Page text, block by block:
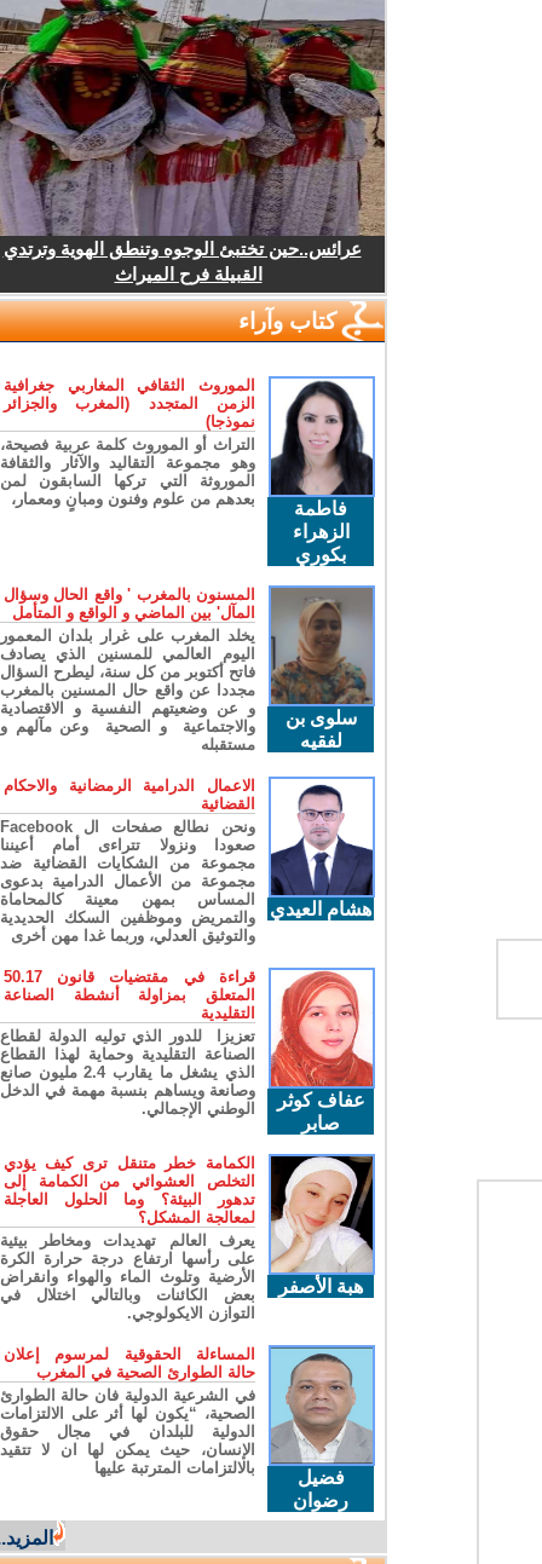
عرائس..حين تختبئ الوجوه وتنطق الهوية وترتدي
القبيلة فرح الميراث
كتاب وآراء
فاطمة
الزهراء
بكوري
الموروث الثقافي المغاربي جغرافية
الزمن المتجدد (المغرب والجزائر
نموذجا)
التراث أو الموروث كلمة عربية فصيحة،
وهو مجموعة التقاليد والآثار والثقافة
الموروثة التي تركها السابقون لمن
بعدهم من علوم وفنون ومبانٍ ومعمار،
سلوى بن
لفقيه
المسنون بالمغرب ' واقع الحال وسؤال
المآل' بين الماضي و الواقع و المتأمل
يخلد المغرب على غرار بلدان المعمور
اليوم العالمي للمسنين الذي يصادف
فاتح أكتوبر من كل سنة، ليطرح السؤال
مجددا عن واقع حال المسنين بالمغرب
و عن وضعيتهم النفسية و الاقتصادية
والاجتماعية و الصحية وعن مآلهم و
مستقبله
هشام العيدي
الاعمال الدرامية الرمضانية والاحكام
القضائية
ونحن نطالع صفحات ال Facebook
صعودا ونزولا تتراءى أمام أعيننا
مجموعة من الشكايات القضائية ضد
مجموعة من الأعمال الدرامية بدعوى
المساس بمهن معينة كالمحاماة
والتمريض وموظفين السكك الحديدية
والتوثيق العدلي، وربما غدا مهن أخرى
عفاف كوثر
صابر
قراءة في مقتضيات قانون 50.17
المتعلق بمزاولة أنشطة الصناعة
التقليدية
تعزيزا للدور الذي توليه الدولة لقطاع
الصناعة التقليدية وحماية لهذا القطاع
الذي يشغل ما يقارب 2.4 مليون صانع
وصانعة ويساهم بنسبة مهمة في الدخل
الوطني الإجمالي.
هبة الأصفر
الكمامة خطر متنقل ترى كيف يؤدي
التخلص العشوائي من الكمامة إلى
تدهور البيئة؟ وما الحلول العاجلة
لمعالجة المشكل؟
يعرف العالم تهديدات ومخاطر بيئية
على رأسها ارتفاع درجة حرارة الكرة
الأرضية وتلوث الماء والهواء وانقراض
بعض الكائنات وبالتالي اختلال في
التوازن الايكولوجي.
فضيل
رضوان
المساءلة الحقوقية لمرسوم إعلان
حالة الطوارئ الصحية في المغرب
في الشرعية الدولية فان حالة الطوارئ
الصحية، “يكون لها أثر على الالتزامات
الدولية للبلدان في مجال حقوق
الإنسان، حيث يمكن لها ان لا تتقيد
بالالتزامات المترتبة عليها
المزيد...